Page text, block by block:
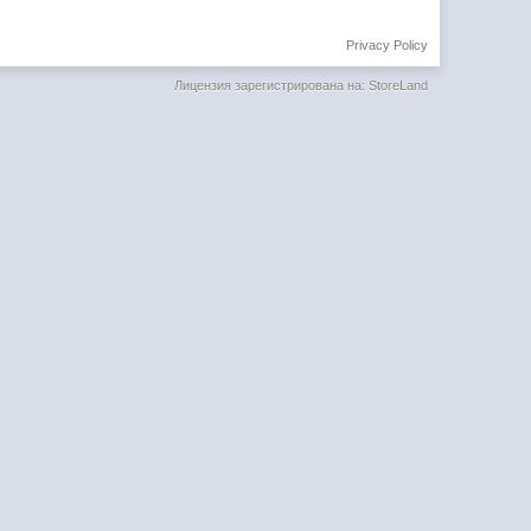
Privacy Policy
Лицензия зарегистрирована на: StoreLand